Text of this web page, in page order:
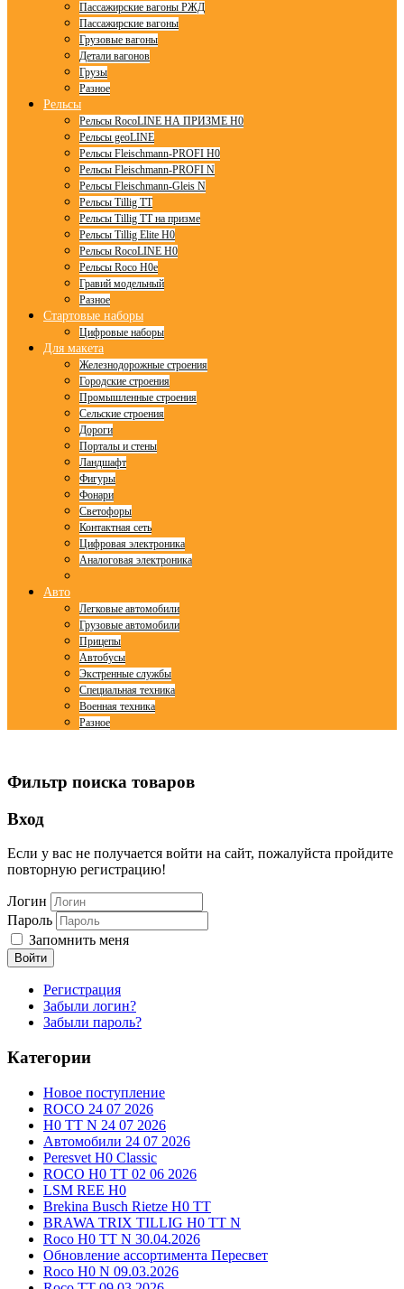
Пассажирские вагоны РЖД
Пассажирские вагоны
Грузовые вагоны
Детали вагонов
Грузы
Разное
Рельсы
Рельсы RocoLINE НА ПРИЗМЕ H0
Рельсы geoLINE
Рельсы Fleischmann-PROFI H0
Рельсы Fleischmann-PROFI N
Рельсы Fleischmann-Gleis N
Рельсы Tillig TT
Рельсы Tillig TT на призме
Рельсы Tillig Elite H0
Рельсы RocoLINE H0
Рельсы Roco H0e
Гравий модельный
Разное
Стартовые наборы
Цифровые наборы
Для макета
Железнодорожные строения
Городские строения
Промышленные строения
Сельские строения
Дороги
Порталы и стены
Ландшафт
Фигуры
Фонари
Светофоры
Контактная сеть
Цифровая электроника
Аналоговая электроника
Авто
Легковые автомобили
Грузовые автомобили
Прицепы
Автобусы
Экстренные службы
Специальная техника
Военная техника
Разное
Фильтр поиска товаров
Вход
Если у вас не получается войти на сайт, пожалуйста пройдите
повторную регистрацию!
Логин
Пароль
Запомнить меня
Войти
Регистрация
Забыли логин?
Забыли пароль?
Категории
Новое поступление
ROCO 24 07 2026
H0 TT N 24 07 2026
Автомобили 24 07 2026
Peresvet H0 Classic
ROCO H0 TT 02 06 2026
LSM REE H0
Brekina Busch Rietze H0 TT
BRAWA TRIX TILLIG H0 TT N
Roco H0 TT N 30.04.2026
Обновление ассортимента Пересвет
Roco H0 N 09.03.2026